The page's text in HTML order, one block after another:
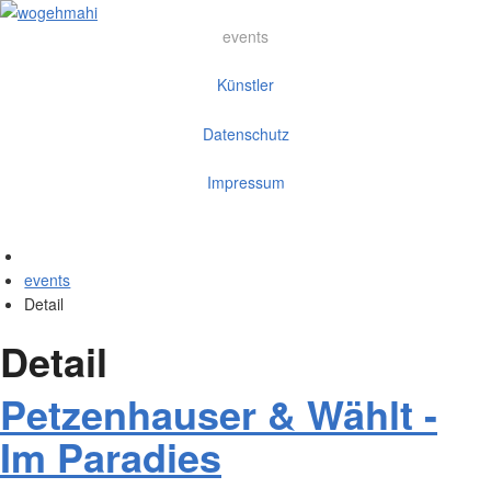
events
Künstler
Datenschutz
Impressum
events
Detail
Detail
Petzenhauser & Wählt -
Im Paradies